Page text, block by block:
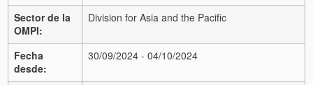
Sector de la
OMPI:
Division for Asia and the Pacific
Fecha
desde:
30/09/2024 - 04/10/2024